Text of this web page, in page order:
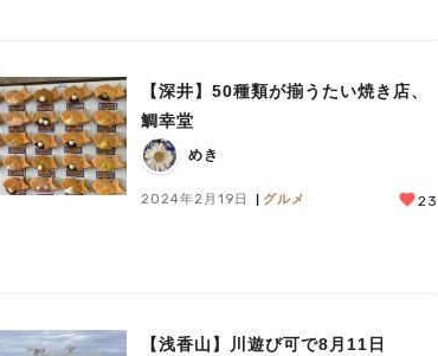
【深井】50種類が揃うたい焼き店、
鯛幸堂
めき
2024年2月19日 グルメ 23
【浅香山】川遊び可で8月11日